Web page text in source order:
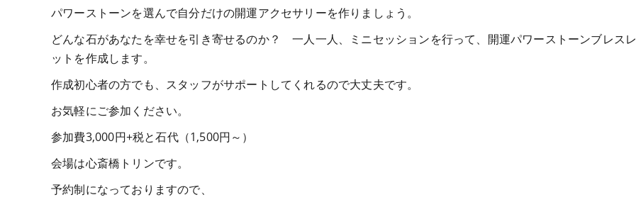
パワーストーンを選んで自分だけの開運アクセサリーを作りましょう。
どんな石があなたを幸せを引き寄せるのか？ 一人一人、ミニセッションを行って、開運パワーストーンブレスレ
ットを作成します。
作成初心者の方でも、スタッフがサポートしてくれるので大丈夫です。
お気軽にご参加ください。
参加費3,000円+税と石代（1,500円～）
会場は心斎橋トリンです。
予約制になっておりますので、